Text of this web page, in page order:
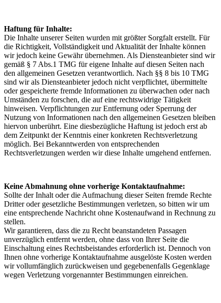
Haftung für Inhalte:
Die Inhalte unserer Seiten wurden mit größter Sorgfalt erstellt. Für
die Richtigkeit, Vollständigkeit und Aktualität der Inhalte können
wir jedoch keine Gewähr übernehmen. Als Diensteanbieter sind wir
gemäß § 7 Abs.1 TMG für eigene Inhalte auf diesen Seiten nach
den allgemeinen Gesetzen verantwortlich. Nach §§ 8 bis 10 TMG
sind wir als Diensteanbieter jedoch nicht verpflichtet, übermittelte
oder gespeicherte fremde Informationen zu überwachen oder nach
Umständen zu forschen, die auf eine rechtswidrige Tätigkeit
hinweisen. Verpflichtungen zur Entfernung oder Sperrung der
Nutzung von Informationen nach den allgemeinen Gesetzen bleiben
hiervon unberührt. Eine diesbezügliche Haftung ist jedoch erst ab
dem Zeitpunkt der Kenntnis einer konkreten Rechtsverletzung
möglich. Bei Bekanntwerden von entsprechenden
Rechtsverletzungen werden wir diese Inhalte umgehend entfernen.
Keine Abmahnung ohne vorherige Kontaktaufnahme:
Sollte der Inhalt oder die Aufmachung dieser Seiten fremde Rechte
Dritter oder gesetzliche Bestimmungen verletzen, so bitten wir um
eine entsprechende Nachricht ohne Kostenaufwand in Rechnung zu
stellen.
Wir garantieren, dass die zu Recht beanstandeten Passagen
unverzüglich entfernt werden, ohne dass von Ihrer Seite die
Einschaltung eines Rechtsbeistandes erforderlich ist. Dennoch von
Ihnen ohne vorherige Kontaktaufnahme ausgelöste Kosten werden
wir vollumfänglich zurückweisen und gegebenenfalls Gegenklage
wegen Verletzung vorgenannter Bestimmungen einreichen.